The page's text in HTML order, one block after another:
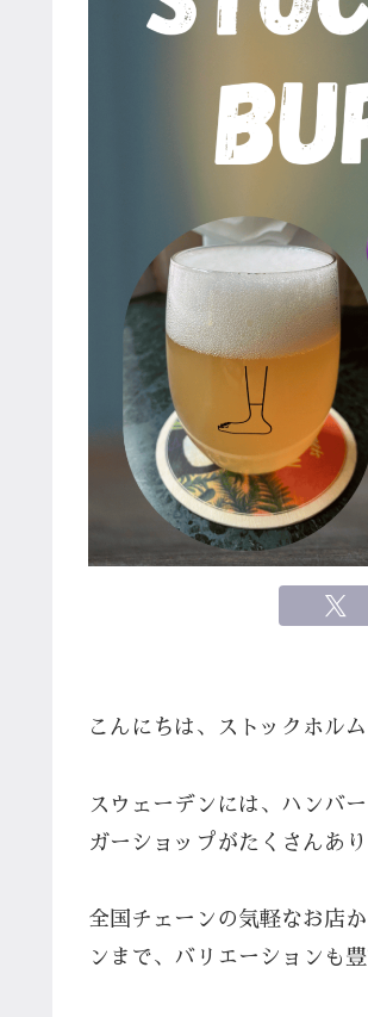
こんにちは、ストックホル
スウェーデンには、ハンバ
ガーショップがたくさんあり
全国チェーンの気軽なお店
ンまで、バリエーションも豊